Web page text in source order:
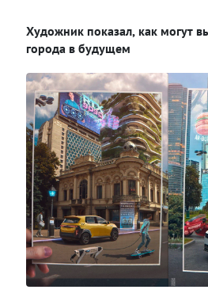
Одноклассники
Художник показал, как могут
города в будущем